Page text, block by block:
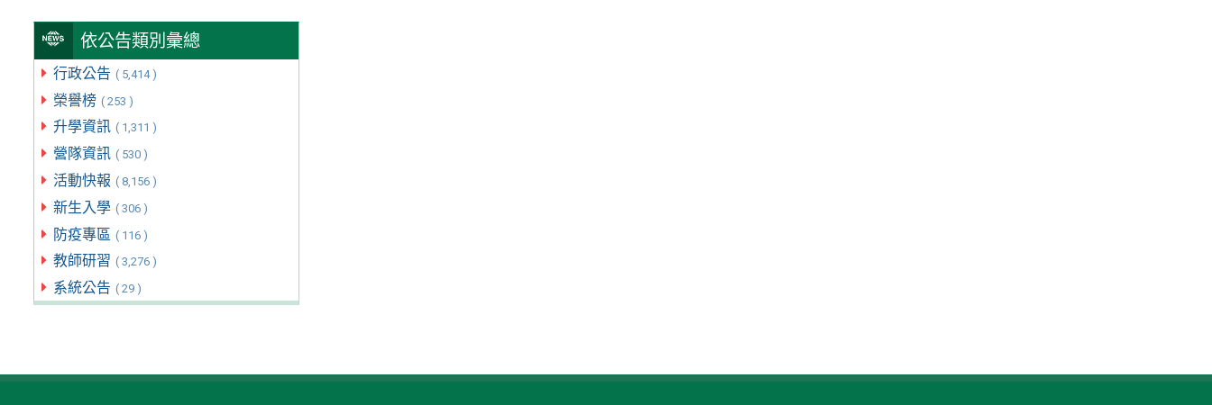
依公告類別彙總
行政公告 ( 5,414 )
榮譽榜 ( 253 )
升學資訊 ( 1,311 )
營隊資訊 ( 530 )
活動快報 ( 8,156 )
新生入學 ( 306 )
防疫專區 ( 116 )
教師研習 ( 3,276 )
系統公告 ( 29 )